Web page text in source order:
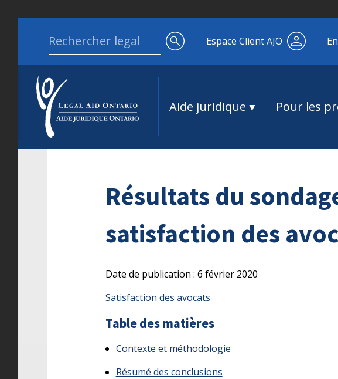
Search for:
Espace Client AJO
Aide juridique Pour les
Résultats du
satisfaction des
Date de publication : 6 février 2020
Satisfaction des avocats
Table des matières
Contexte et méthodologie
Résumé des conclusions